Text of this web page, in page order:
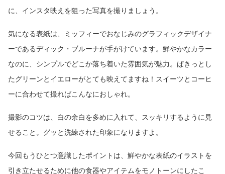
に、インスタ映えを狙った写真を撮りましょう。
気になる表紙は、ミッフィーでおなじみのグラフィックデザイナ
ーであるディック・ブルーナが手がけています。鮮やかなカラー
なのに、シンプルでどこか落ち着いた雰囲気が魅力。ぱきっとし
たグリーンとイエローがとても映えてますね！スイーツとコーヒ
ーに合わせて撮ればこんなにおしゃれ。
撮影のコツは、白の余白を多めに入れて、スッキリするように見
せること。グッと洗練された印象になりますよ。
今回もうひとつ意識したポイントは、鮮やかな表紙のイラストを
引き立たせるために他の食器やアイテムをモノトーンにしたこ